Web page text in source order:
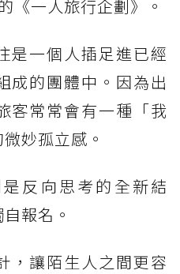
《一人旅行企劃》。
是一個人插足進已經
成的團體中。因為出
客常常會有一種「我
妙孤立感。
反向思考的全新結
報名。
，讓陌生人之間更容